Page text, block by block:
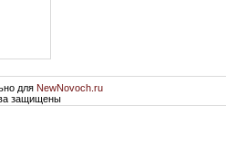
для NewNovoch.ru
защищены